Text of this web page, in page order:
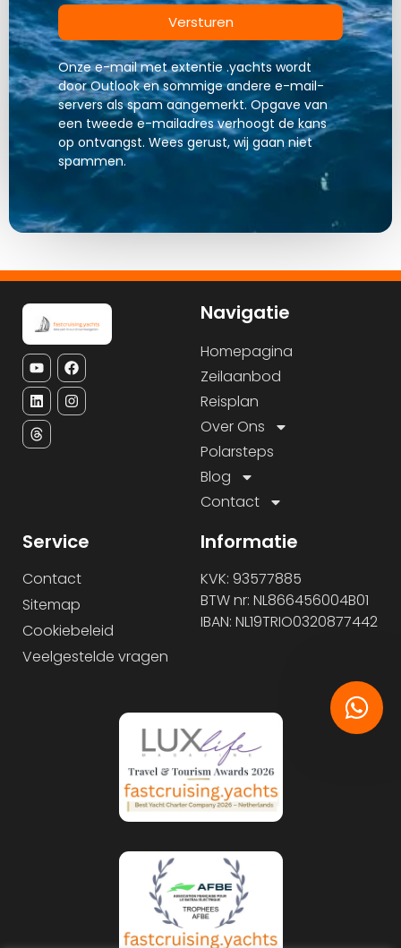
Versturen
Onze e-mail met extentie .yachts wordt
door Outlook en sommige andere e-mail-
servers als spam aangemerkt. Opgave van
een tweede e-mailadres verhoogt de kans
op ontvangst. Wees gerust, wij gaan niet
spammen.
Navigatie
Homepagina
Zeilaanbod
Reisplan
Over Ons
Polarsteps
Blog
Contact
Service
Contact
Sitemap
Cookiebeleid
Veelgestelde vragen
Informatie
KVK: 93577885
BTW nr: NL866456004B01
IBAN: NL19TRIO0320877442